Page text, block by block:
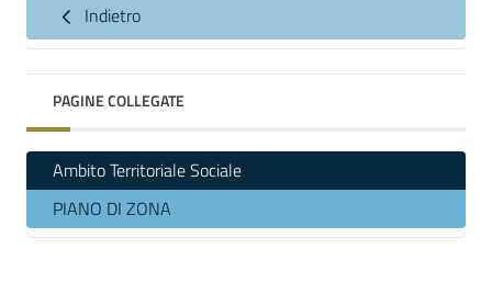
Indietro
PAGINE COLLEGATE
Ambito Territoriale Sociale
PIANO DI ZONA